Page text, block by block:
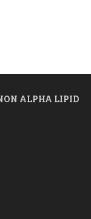
ALPHA LIPID